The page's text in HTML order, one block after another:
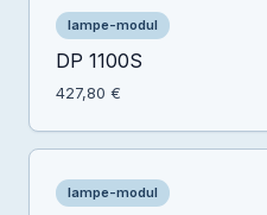
lampe-modul
DP 1100S
427,80 €
lampe-modul